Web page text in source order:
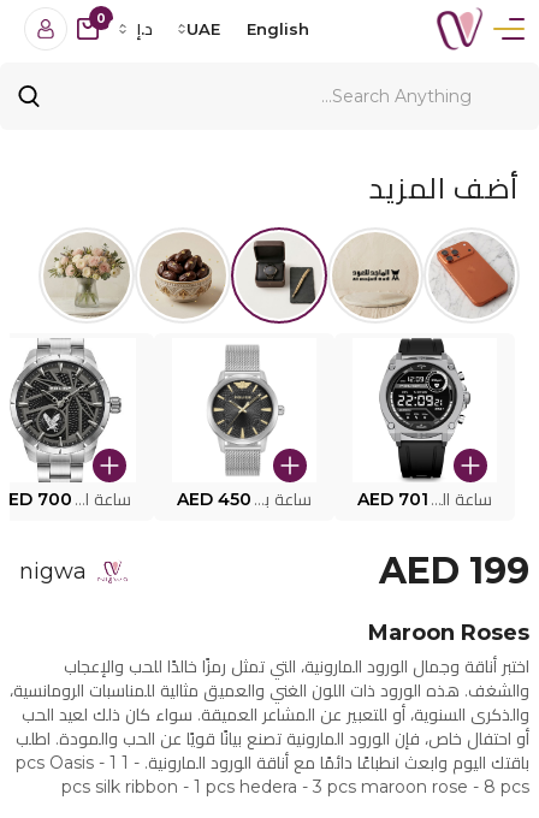
English
UAE د.إ
0
أضف المزيد
ساعة البوليس الذكية MY.AVATAR PEIUN0000101 AED 701 ساعة بوليس للرجال PEWJG0005002 AED 450 ساعة البوليس PEWJG2227302 700
AED 199
nigwa
Maroon Roses
اختبر أناقة وجمال الورود المارونية، التي تمثل رمزًا خالدًا للحب والإعجاب
والشغف. هذه الورود ذات اللون الغني والعميق مثالية للمناسبات الرومانسية،
والذكرى السنوية، أو للتعبير عن المشاعر العميقة. سواء كان ذلك لعيد الحب
أو احتفال خاص، فإن الورود المارونية تصنع بيانًا قويًا عن الحب والمودة. اطلب
باقتك اليوم وابعث انطباعًا دائمًا مع أناقة الورود المارونية. - 1 pcs Oasis - 1
pcs silk ribbon - 1 pcs hedera - 3 pcs maroon rose - 8 pcs